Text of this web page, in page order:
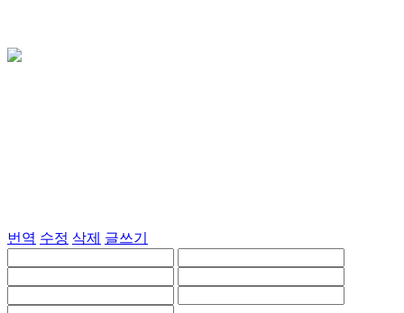
번역 수정 삭제 글쓰기